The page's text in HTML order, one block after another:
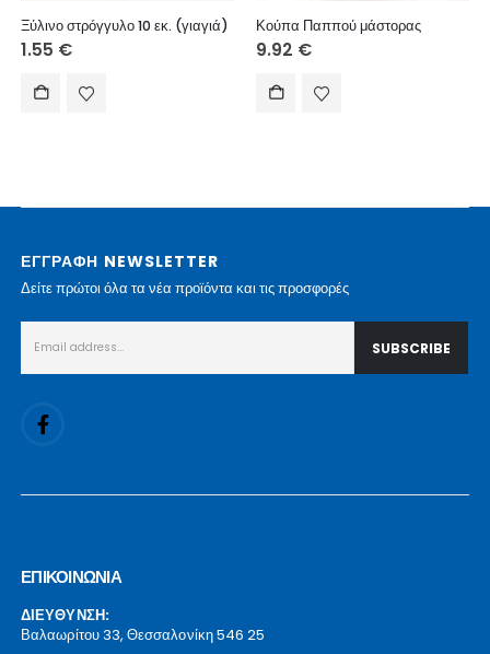
Ξύλινο στρόγγυλο 10 εκ. (γιαγιά)
1.55 €
Κούπα Παππού μάστορας
9.92 €
ΕΓΓΡΑΦΗ NEWSLETTER
Δείτε πρώτοι όλα τα νέα προϊόντα και τις προσφορές
ΕΠΙΚΟΙΝΩΝΙΑ
ΔΙΕΥΘΥΝΣΗ:
Βαλαωρίτου 33, Θεσσαλονίκη 546 25